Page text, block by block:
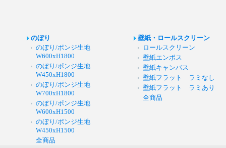
のぼり
のぼり/ポンジ生地
W600xH1800
のぼり/ポンジ生地
W450xH1800
のぼり/ポンジ生地
W700xH1800
のぼり/ポンジ生地
W600xH1500
のぼり/ポンジ生地
W450xH1500
全商品
壁紙・ロールスクリーン
ロールスクリーン
壁紙エンボス
壁紙キャンバス
壁紙フラット ラミなし
壁紙フラット ラミあり
全商品